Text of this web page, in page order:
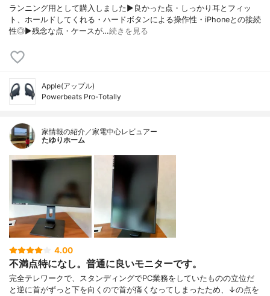
ランニング用として購入しました▶︎良かった点・しっかり耳とフィッ
ト、ホールドしてくれる・ハードボタンによる操作性・iPhoneとの接続
性◎▶︎残念な点・ケースが…続きを見る
Apple(アップル)
Powerbeats Pro-Totally
家情報の紹介／家電中心レビュアー
たゆりホーム
4.00
不満点特になし。普通に良いモニターです。
完全テレワークで、スタンディングでPC業務をしていたものの立位だ
と逆に首がずっと下を向くので首が痛くなってしまったため、↓の点を